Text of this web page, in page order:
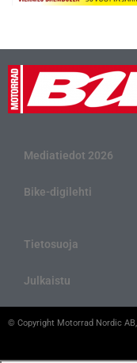
Mediatiedot 2026
Bike-digilehti
Tietosuoja
Julkaistu
© Copyright Motorrad Nordic